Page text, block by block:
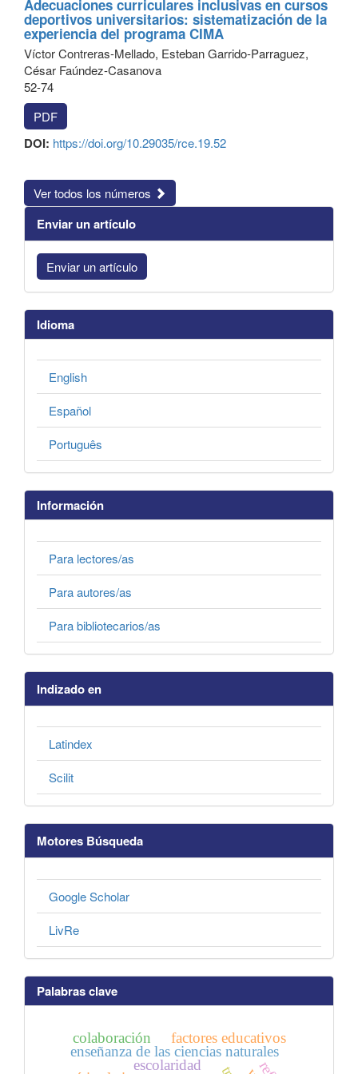
Adecuaciones curriculares inclusivas en cursos
deportivos universitarios: sistematización de la
experiencia del programa CIMA
Víctor Contreras-Mellado, Esteban Garrido-Parraguez,
César Faúndez-Casanova
52-74
PDF
DOI: https://doi.org/10.29035/rce.19.52
Ver todos los números
Enviar un artículo
Enviar un artículo
Idioma
English
Español
Português
Información
Para lectores/as
Para autores/as
Para bibliotecarios/as
Indizado en
Latindex
Scilit
Motores Búsqueda
Google Scholar
LivRe
Palabras clave
enseñanza de las ciencias naturales
factores educativos
escolaridad
colaboración